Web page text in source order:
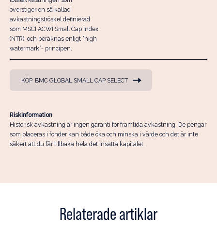
överstiger en så kallad
avkastningströskel definierad
som MSCI ACWI Small Cap Index
(NTR), och beräknas enligt “high
watermark”- principen.
KÖP BMC GLOBAL SMALL CAP SELECT
Riskinformation
Historisk avkastning är ingen garanti för framtida avkastning. De pengar
som placeras i fonder kan både öka och minska i värde och det är inte
säkert att du får tillbaka hela det insatta kapitalet.
Relaterade artiklar